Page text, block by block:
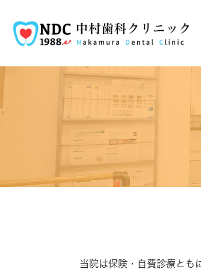
当院は保険・自費診療とも